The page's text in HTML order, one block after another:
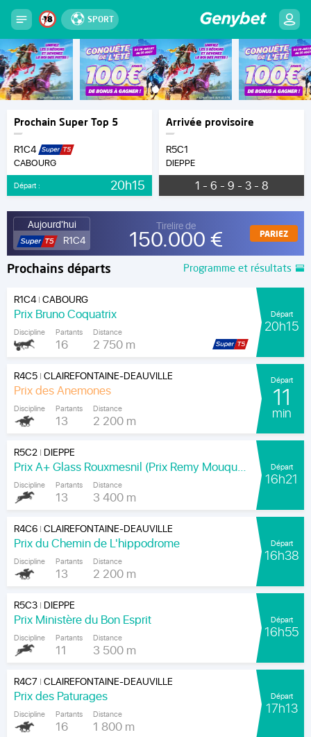
SPORT
Prochain Super Top 5
R1C4
CABOURG
Départ : 20h15
Arrivée provisoire
R5C1
DIEPPE
1 - 6 - 9 - 3 - 8
Aujourd'hui
R1C4
Tirelire de
150.000 € PARIEZ
Prochains départs Programme et résultats
R1C4|CABOURG
Prix Bruno Coquatrix
Discipline Partants
16
Distance
2 750 m
Départ
20h15
R4C5|CLAIREFONTAINE-DEAUVILLE
Prix des Anemones
Discipline Partants
13
Distance
2 200 m
Départ
11
min
R5C2| DIEPPE
Prix A+ Glass Rouxmesnil (Prix Remy Mouquet)
Discipline Partants
13
Distance
3 400 m
Départ
16h21
R4C6|CLAIREFONTAINE-DEAUVILLE
Prix du Chemin de L'hippodrome
Discipline Partants
13
Distance
2 200 m
Départ
16h38
R5C3| DIEPPE
Prix Ministère du Bon Esprit
Discipline Partants
11
Distance
3 500 m
Départ
16h55
R4C7 |CLAIREFONTAINE-DEAUVILLE
Prix des Paturages
Discipline Partants
16
Distance
1 800 m
Départ
17h13